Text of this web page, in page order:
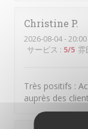
Christine P
2026-08-04- 20:00
サービス : 5/5 雰
Très positifs :
auprès des